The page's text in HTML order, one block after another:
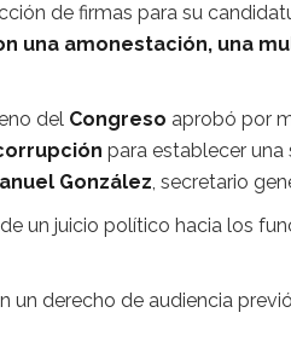
de firmas para su
una amonestación, una
del Congreso aprobó por
para establecer
González, secretario
un juicio político hacia los
derecho de audiencia